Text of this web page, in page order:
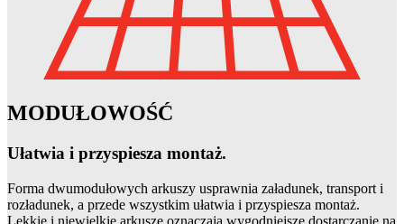
MODUŁOWOŚĆ
Ułatwia i przyspiesza montaż.
Forma dwumodułowych arkuszy usprawnia załadunek, transport i
rozładunek, a przede wszystkim ułatwia i przyspiesza montaż.
Lekkie i niewielkie arkusze oznaczają wygodniejsze dostarczanie na